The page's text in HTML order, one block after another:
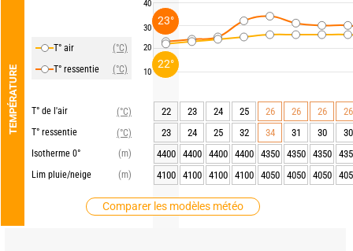
TEMPÉRATURE
T° air
(°C)
T° ressentie
(°C)
T° de l'air
(°C)
T° ressentie
(°C)
Isotherme 0°
(m)
Lim pluie/neige
(m)
Comparer les modèles météo
40
30
20
10
22 23 24 25 26 26 26
26
23
24 25 32 34 31 30
30
4400
4400 4400 4400 4350 4350 4350
4100
4100 4100 4100 4050 4050 4050
22°
23°